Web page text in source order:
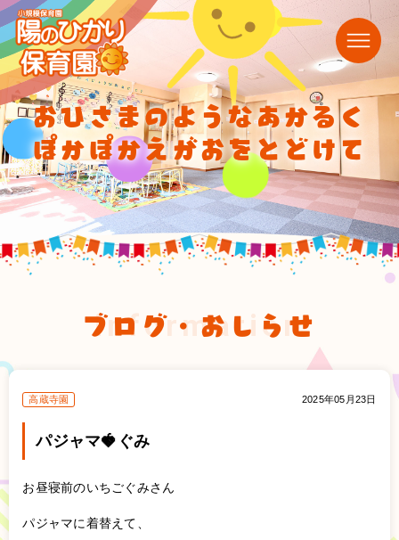
おひさまのようなあかるく
ぽかぽかえがおをとどけて
ブログ・おしらせ
information
高蔵寺園 2025年05月23日
パジャマ🍓ぐみ
お昼寝前のいちごぐみさん
パジャマに着替えて、